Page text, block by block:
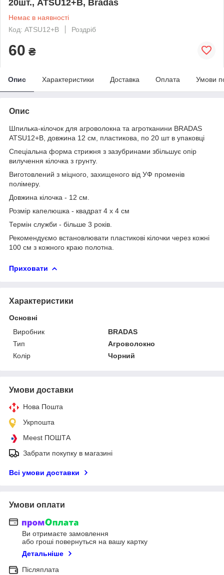
20шт., ATSU12+B, Bradas
Немає в наявності
Код: ATSU12+B
Роздріб
60 ₴
Опис Характеристики Доставка Оплата Умови
Опис
Шпилька-кілочок для агроволокна та агротканини BRADAS
ATSU12+B, довжина 12 см, пластикова, по 20 шт в упаковці
Спеціальна форма стрижня з зазубринами збільшує опір
вилучення кілочка з грунту.
Виготовлений з міцного, захищеного від УФ променів
полімеру.
Довжина кілочка - 12 см.
Розмір капелюшка - квадрат 4 х 4 см
Термін служби - більше 3 років.
Рекомендуємо встановлювати пластикові кілочки через кожні
100 см з кожного краю полотна.
Приховати
Характеристики
Основні
Виробник
BRADAS
Тип
Агроволокно
Колір
Чорний
Умови доставки
Нова Пошта
Укрпошта
Meest ПОШТА
Забрати покупку в магазині
Всі умови доставки
Умови оплати
Ви отримаєте замовлення
або гроші повернуться на вашу картку
Детальніше
Післяплата